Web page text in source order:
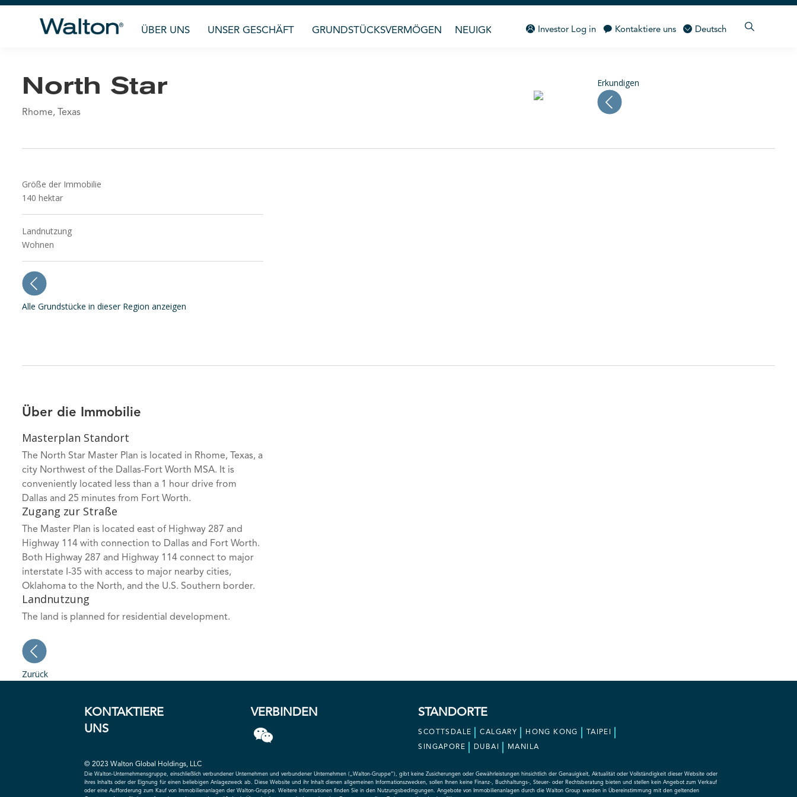
ÜBER UNS UNSER GESCHÄFT GRUNDSTÜCKSVERMÖGEN NEUIGKEITEN & EINBLICKE
Investor Log in Kontaktiere uns Deutsch
North Star
Rhome, Texas
Erkundigen
Größe der Immobilie
140 hektar
Landnutzung
Wohnen
Alle Grundstücke in dieser Region anzeigen
Über die Immobilie
Masterplan Standort
The North Star Master Plan is located in Rhome, Texas, a
city Northwest of the Dallas-Fort Worth MSA. It is
conveniently located less than a 1 hour drive from
Dallas and 25 minutes from Fort Worth.
Zugang zur Straße
The Master Plan is located east of Highway 287 and
Highway 114 with connection to Dallas and Fort Worth.
Both Highway 287 and Highway 114 connect to major
interstate I-35 with access to major nearby cities,
Oklahoma to the North, and the U.S. Southern border.
Landnutzung
The land is planned for residential development.
Zurück
KONTAKTIERE
UNS
VERBINDEN STANDORTE
SCOTTSDALE CALGARY HONG KONG TAIPEI
SINGAPORE DUBAI MANILA
© 2023 Walton Global Holdings, LLC
Die Walton-Unternehmensgruppe, einschließlich verbundener Unternehmen und verbundener Unternehmen („Walton-Gruppe“), gibt keine Zusicherungen oder Gewährleistungen hinsichtlich der Genauigkeit, Aktualität oder Vollständigkeit dieser Website oder
ihres Inhalts oder der Eignung für einen beliebigen Anlagezweck ab. Diese Website und ihr Inhalt dienen allgemeinen Informationszwecken, sollen Ihnen keine Finanz-, Buchhaltungs-, Steuer- oder Rechtsberatung bieten und stellen kein Angebot zum Verkauf
oder eine Aufforderung zum Kauf von Immobilienanlagen der Walton-Gruppe. Weitere Informationen finden Sie in den Nutzungsbedingungen. Angebote von Immobilienanlagen durch die Walton Group werden in Übereinstimmung mit den geltenden